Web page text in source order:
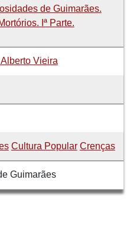
de Guimarães.
Iª Parte.
Vieira
Cultura Popular Crenças
Guimarães